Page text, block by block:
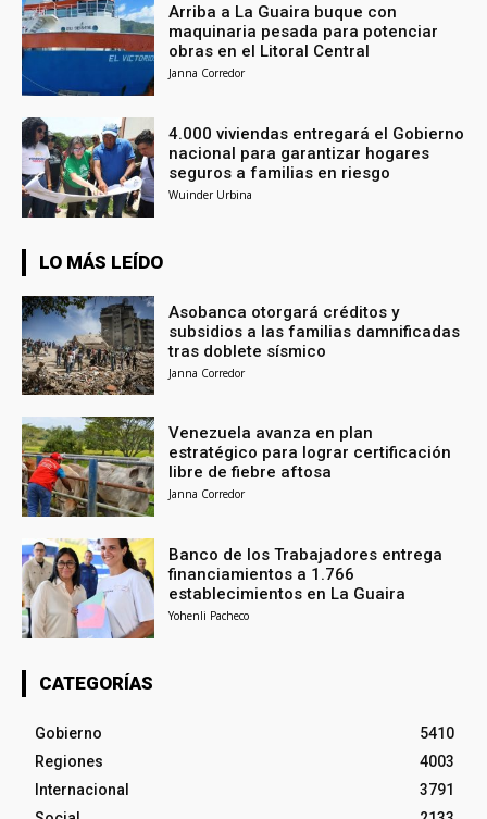
Arriba a La Guaira buque con
maquinaria pesada para potenciar
obras en el Litoral Central
Janna Corredor
4.000 viviendas entregará el Gobierno
nacional para garantizar hogares
seguros a familias en riesgo
Wuinder Urbina
LO MÁS LEÍDO
Asobanca otorgará créditos y
subsidios a las familias damnificadas
tras doblete sísmico
Janna Corredor
Venezuela avanza en plan
estratégico para lograr certificación
libre de fiebre aftosa
Janna Corredor
Banco de los Trabajadores entrega
financiamientos a 1.766
establecimientos en La Guaira
Yohenli Pacheco
CATEGORÍAS
Gobierno
5410
Regiones
4003
Internacional
3791